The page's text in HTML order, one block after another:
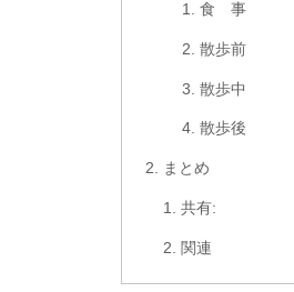
食 事
散歩前
散歩中
散歩後
まとめ
共有:
関連